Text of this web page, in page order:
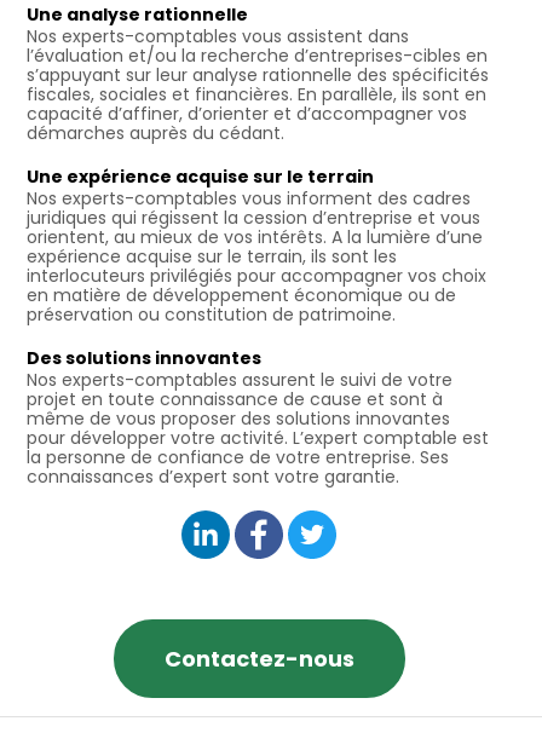
Une analyse rationnelle
Nos experts-comptables vous assistent dans
l’évaluation et/ou la recherche d’entreprises-cibles en
s’appuyant sur leur analyse rationnelle des spécificités
fiscales, sociales et financières. En parallèle, ils sont en
capacité d’affiner, d’orienter et d’accompagner vos
démarches auprès du cédant.
Une expérience acquise sur le terrain
Nos experts-comptables vous informent des cadres
juridiques qui régissent la cession d’entreprise et vous
orientent, au mieux de vos intérêts. A la lumière d’une
expérience acquise sur le terrain, ils sont les
interlocuteurs privilégiés pour accompagner vos choix
en matière de développement économique ou de
préservation ou constitution de patrimoine.
Des solutions innovantes
Nos experts-comptables assurent le suivi de votre
projet en toute connaissance de cause et sont à
même de vous proposer des solutions innovantes
pour développer votre activité. L’expert comptable est
la personne de confiance de votre entreprise. Ses
connaissances d’expert sont votre garantie.
Contactez-nous